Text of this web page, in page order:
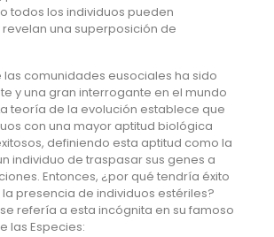
todos los individuos pueden
una superposición de
las comunidades eusociales ha sido
y una gran interrogante en el mundo
teoría de la evolución establece que
con una mayor aptitud biológica
definiendo esta aptitud como la
individuo de traspasar sus genes a
Entonces, ¿por qué tendría éxito
presencia de individuos estériles?
refería a esta incógnita en su famoso
las Especies: